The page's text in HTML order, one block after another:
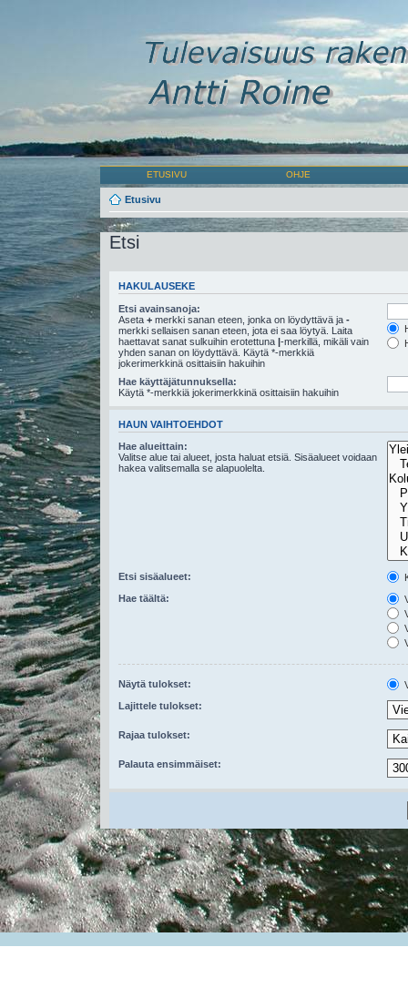
ETUSIVU OHJE
Etusivu
Etsi
HAKULAUSEKE
Etsi avainsanoja:
Aseta + merkki sanan eteen, jonka on löydyttävä ja -
merkki sellaisen sanan eteen, jota ei saa löytyä. Laita
haettavat sanat sulkuihin erotettuna |-merkillä, mikäli vain
yhden sanan on löydyttävä. Käytä *-merkkiä
jokerimerkkinä osittaisiin hakuihin
Hae käyttäjätunnuksella:
Käytä *-merkkiä jokerimerkkinä osittaisiin hakuihin
HAUN VAIHTOEHDOT
Hae alueittain:
Valitse alue tai alueet, josta haluat etsiä. Sisäalueet voidaan
hakea valitsemalla se alapuolelta.
Etsi sisäalueet:
Hae täältä:
Näytä tulokset:
Lajittele tulokset:
Rajaa tulokset:
Palauta ensimmäiset: